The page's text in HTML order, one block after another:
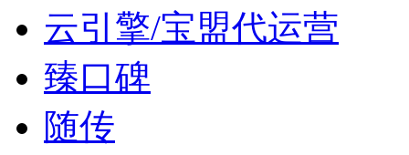
云引擎/宝盟代运营
臻口碑
随传